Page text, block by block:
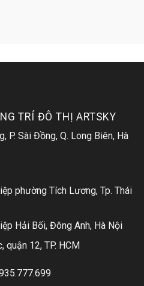
TRÍ ĐÔ THỊ ARTSKY
P. Sài Đồng, Q. Long Biên, Hà
phường Tích Lương, Tp. Thái
Hải Bối, Đông Anh, Hà Nội
quận 12, TP. HCM